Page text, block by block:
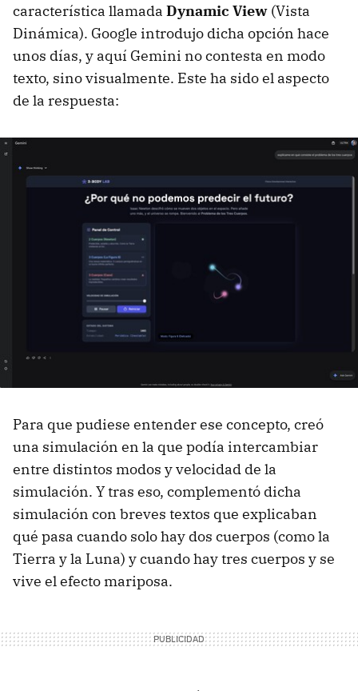
característica llamada Dynamic View (Vista
Dinámica). Google introdujo dicha opción hace
unos días, y aquí Gemini no contesta en modo
texto, sino visualmente. Este ha sido el aspecto
de la respuesta:
Para que pudiese entender ese concepto, creó
una simulación en la que podía intercambiar
entre distintos modos y velocidad de la
simulación. Y tras eso, complementó dicha
simulación con breves textos que explicaban
qué pasa cuando solo hay dos cuerpos (como la
Tierra y la Luna) y cuando hay tres cuerpos y se
vive el efecto mariposa.